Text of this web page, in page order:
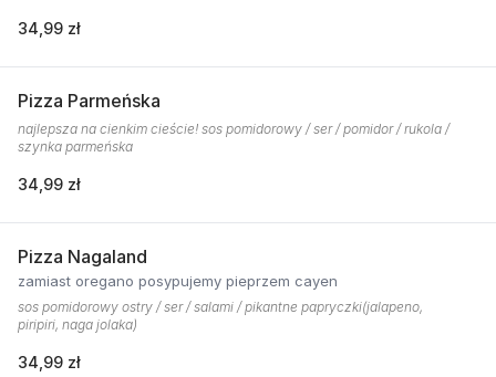
34,99 zł
Pizza Parmeńska
najlepsza na cienkim cieście! sos pomidorowy / ser / pomidor / rukola /
szynka parmeńska
34,99 zł
Pizza Nagaland
zamiast oregano posypujemy pieprzem cayen
sos pomidorowy ostry / ser / salami / pikantne papryczki(jalapeno,
piripiri, naga jolaka)
34,99 zł